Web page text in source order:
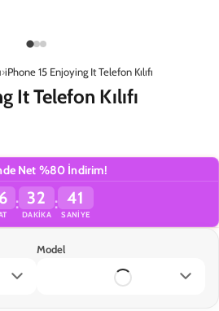
iPhone 15 Enjoying It Telefon Kılıfı
It Telefon Kılıfı
Net %80 İndirim!
: 32
DAKIKA
: 41
SANIYE
Model